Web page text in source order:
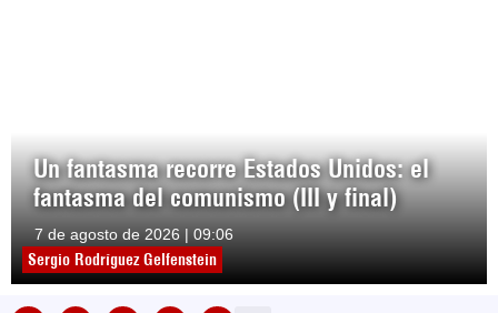
Un fantasma recorre Estados Unidos: el
fantasma del comunismo (III y final)
7 de agosto de 2026 | 09:06
Sergio Rodríguez Gelfenstein